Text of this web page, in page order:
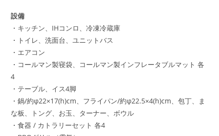
設備
・キッチン、IHコンロ、冷凍冷蔵庫
・トイレ、洗面台、ユニットバス
・エアコン
・コールマン製寝袋、コールマン製インフレータブルマット 各
4
・テーブル、イス4脚
・鍋/約φ22×17(h)cm、フライパン/約φ22.5×4(h)cm、包丁、ま
な板、トング、お玉、ターナー、ボウル
・食器 / カトラリーセット 各4